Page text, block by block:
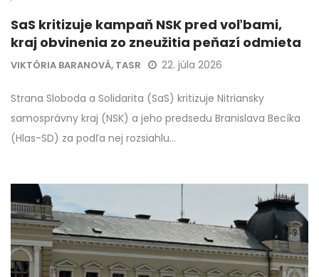
SaS kritizuje kampaň NSK pred voľbami,
kraj obvinenia zo zneužitia peňazí odmieta
VIKTÓRIA BARANOVÁ, TASR 22. júla 2026
Strana Sloboda a Solidarita (SaS) kritizuje Nitriansky
samosprávny kraj (NSK) a jeho predsedu Branislava Becíka
(Hlas-SD) za podľa nej rozsiahlu…